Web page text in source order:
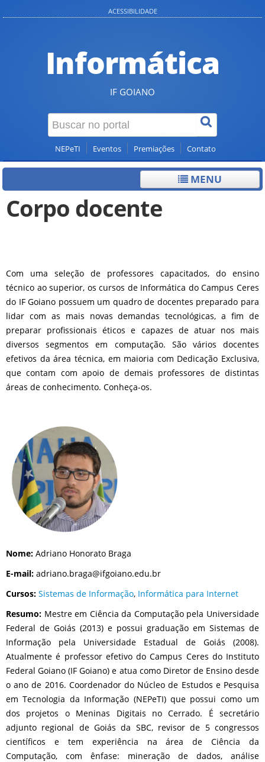
ACESSIBILIDADE
Informática
IF GOIANO
NEPeTI Eventos Premiações Contato
MENU
Corpo docente
Com uma seleção de professores capacitados, do ensino
técnico ao superior, os cursos de Informática do Campus Ceres
do IF Goiano possuem um quadro de docentes preparado para
lidar com as mais novas demandas tecnológicas, a fim de
preparar profissionais éticos e capazes de atuar nos mais
diversos segmentos em computação. São vários docentes
efetivos da área técnica, em maioria com Dedicação Exclusiva,
que contam com apoio de demais professores de distintas
áreas de conhecimento. Conheça-os.
Nome: Adriano Honorato Braga
E-mail: adriano.braga@ifgoiano.edu.br
Cursos: Sistemas de Informação, Informática para Internet
Resumo: Mestre em Ciência da Computação pela Universidade
Federal de Goiás (2013) e possui graduação em Sistemas de
Informação pela Universidade Estadual de Goiás (2008).
Atualmente é professor efetivo do Campus Ceres do Instituto
Federal Goiano (IF Goiano) e atua como Diretor de Ensino desde
o ano de 2016. Coordenador do Núcleo de Estudos e Pesquisa
em Tecnologia da Informação (NEPeTI) que possui como um
dos projetos o Meninas Digitais no Cerrado. É secretário
adjunto regional de Goiás da SBC, revisor de 5 congressos
científicos e tem experiência na área de Ciência da
Computação, com ênfase: mineração de dados, análise